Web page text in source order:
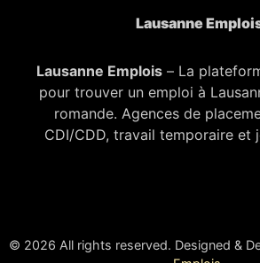
Lausanne
Lausanne Emplois– La
pour trouver un emploi à
romande. Agences de
CDI/CDD, travail temporaire et
© 2026 All rights reserved. Designed &